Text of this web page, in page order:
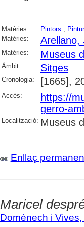
Matèries: Pintors ;
Matèries:
Arellano,
Matèries: Museus
Àmbit: Sitges
Cronologia: [1665],
Accés:
https://
gerro-
Localització: Museus
Enllaç
Maricel
Domènech i Vives,